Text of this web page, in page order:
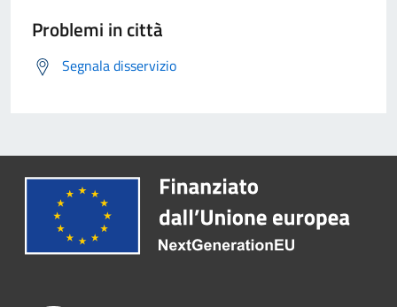
Problemi in città
Segnala disservizio